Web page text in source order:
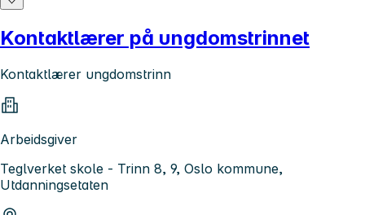
Kontaktlærer på ungdomstrinnet
Kontaktlærer ungdomstrinn
Arbeidsgiver
Teglverket skole - Trinn 8, 9, Oslo kommune,
Utdanningsetaten